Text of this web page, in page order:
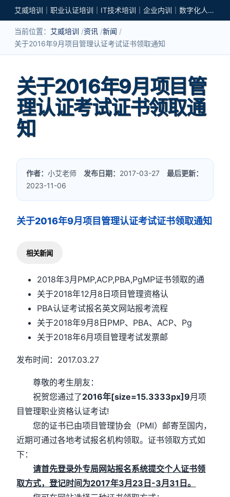
艾威培训｜职业认证培训｜IT技术培训｜企业内训｜数字化人才培养
当前位置： 艾威培训 资讯 新闻
关于2016年9月项目管理认证考试证书领取通知
关于2016年9月项目管
理认证考试证书领取通
知
作者：小艾老师 发布日期： 2017-03-27最后更新：
2023-11-06
关于2016年9月项目管理认证考试证书领取通知
相关新闻
2018年3月PMP,ACP,PBA,PgMP证书领取的通
关于2018年12月8日项目管理资格认
PBA认证考试报名英文网站报考流程
关于2018年9月8日PMP、PBA、ACP、Pg
关于2018年6月项目管理考试发票邮
发布时间：2017.03.27
尊敬的考生朋友：
祝贺您通过了2016年[size=15.3333px]9月项
目管理职业资格认证考试!
您的证书已由项目管理协会（PMI）邮寄至国内，
近期可通过各地考试报名机构领取。证书领取方式如
下：
请首先登录外专局网站报名系统提交个人证书领
取方式，登记时间为2017年3月23日-3月31日。